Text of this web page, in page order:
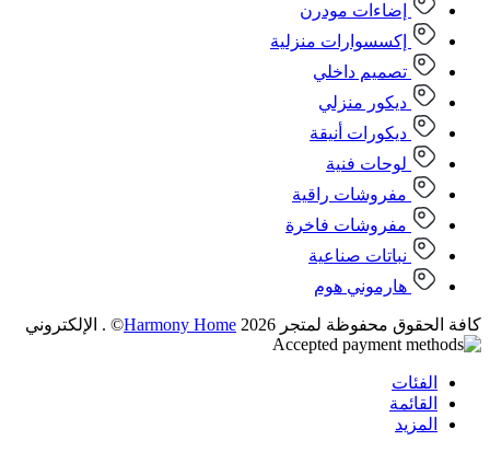
إضاءات مودرن
إكسسوارات منزلية
تصميم داخلي
ديكور منزلي
ديكورات أنيقة
لوحات فنية
مفروشات راقية
مفروشات فاخرة
نباتات صناعية
هارموني هوم
كافة الحقوق محفوظة لمتجر 2026 Harmony Home© . الإلكتروني
الفئات
القائمة
المزيد